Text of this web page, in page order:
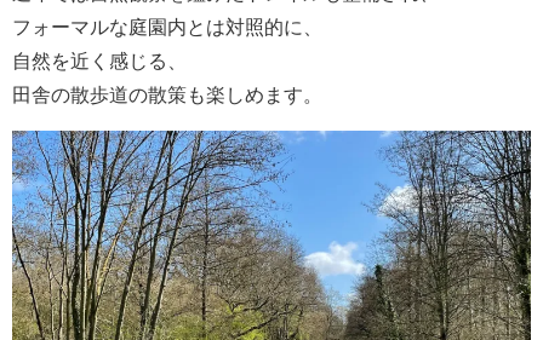
フォーマルな庭園内とは対照的に、
自然を近く感じる、
田舎の散歩道の散策も楽しめます。